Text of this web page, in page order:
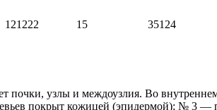
121222 15 35124
почки, узлы и междоузлия. Во
покрыт кожицей (эпидермой); № 3 —